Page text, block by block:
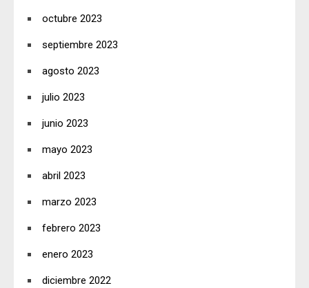
octubre 2023
septiembre 2023
agosto 2023
julio 2023
junio 2023
mayo 2023
abril 2023
marzo 2023
febrero 2023
enero 2023
diciembre 2022